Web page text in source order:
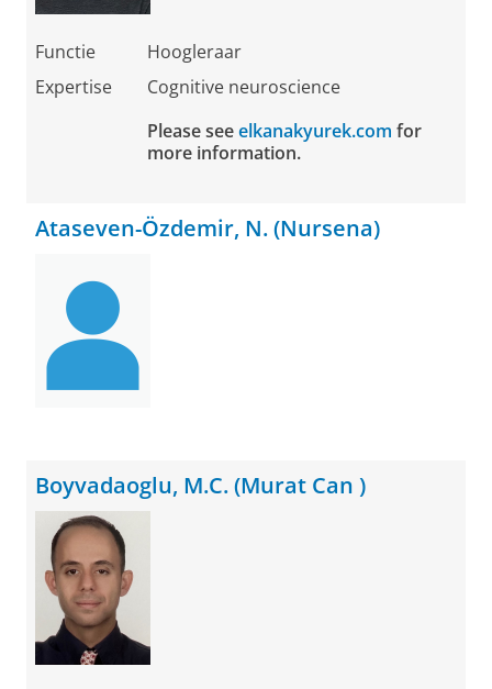
Functie
Hoogleraar
Expertise
Cognitive neuroscience
Please seeelkanakyurek.com for
more information.
Ataseven-Özdemir, N. (Nursena)
Boyvadaoglu, M.C. (Murat Can )